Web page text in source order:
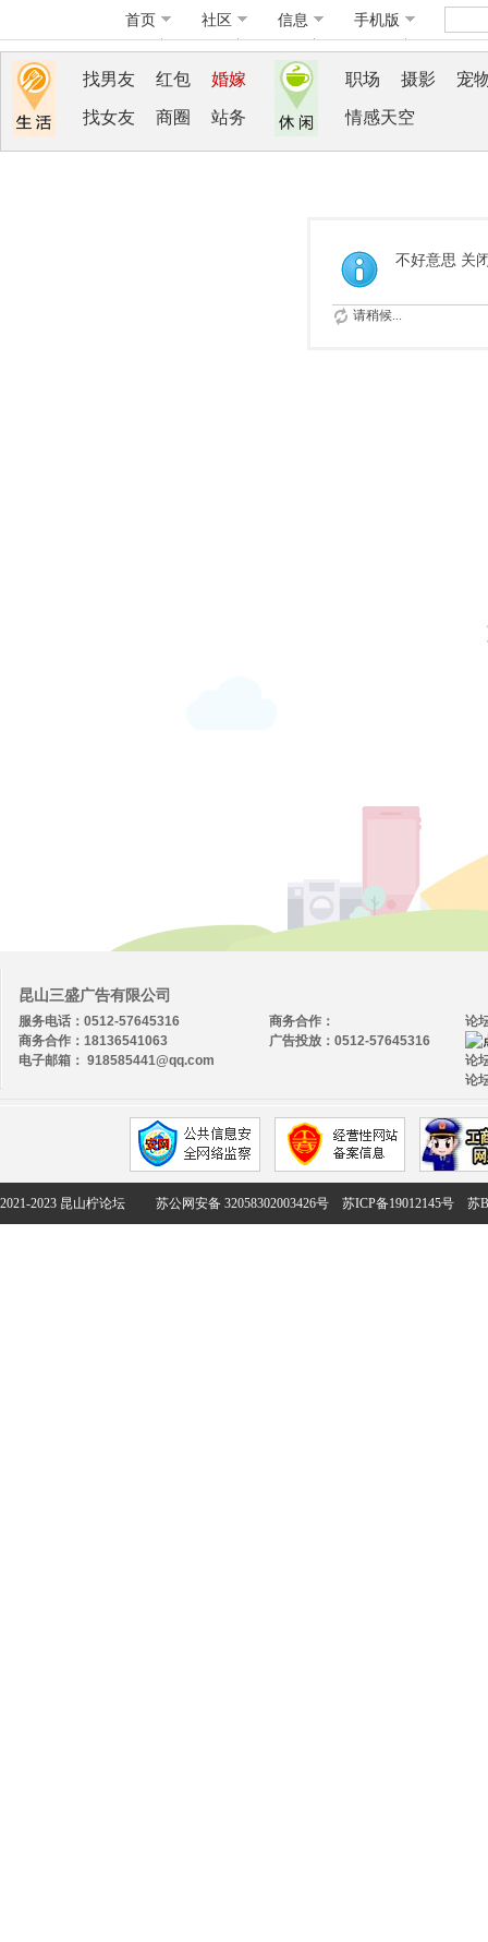
首页 社区 信息 手机版
找男友 红包 婚嫁
找女友 商圈 站务
职场 摄影 宠
情感天空
不好意思 关
请稍候...
昆山三盛广告有限公司
服务电话：0512-57645316
商务合作：18136541063
电子邮箱： 918585441@qq.com
论
论
论
商务合作：
广告投放：0512-57645316
2021-2023 昆山柠论坛 苏公网安备 32058302003426号 苏ICP备19012145号 苏